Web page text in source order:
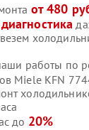
от 480
работы по
Miele KFN
до 20%